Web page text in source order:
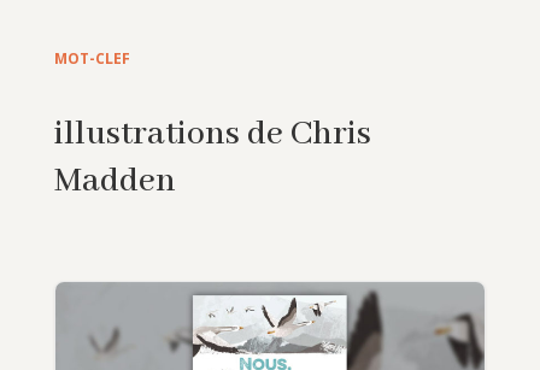
MOT-CLEF
illustrations de Chris
Madden